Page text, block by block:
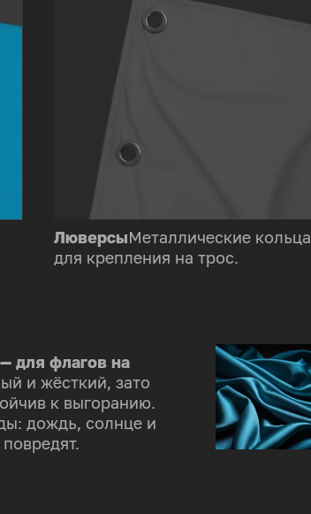
ЛюверсыМеталлические кольца
для крепления на трос.
для флагов на
и жёсткий, зато
к выгоранию.
дождь, солнце и